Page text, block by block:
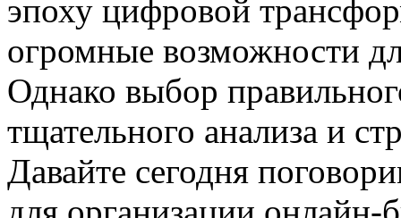
эпоху цифровой
огромные возможности
Однако выбор
тщательного анализа и
Давайте сегодня